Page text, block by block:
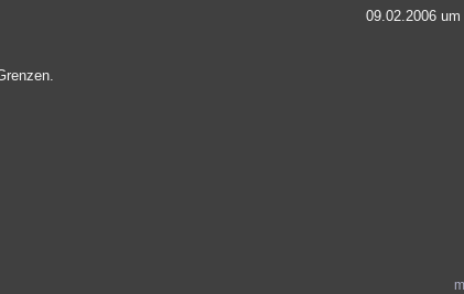
09.02.2006